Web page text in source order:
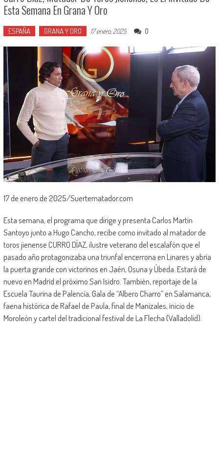
Esta Semana En Grana Y Oro
ESPAÑA GRANA Y ORO 17 enero, 2025 0
17 de enero de 2025/Suertematador.com
Esta semana, el programa que dirige y presenta Carlos Martín
Santoyo junto a Hugo Cancho, recibe como invitado al matador de
toros jienense CURRO DÍAZ, ilustre veterano del escalafón que el
pasado año protagonizaba una triunfal encerrona en Linares y abría
la puerta grande con victorinos en Jaén, Osuna y Úbeda. Estará de
nuevo en Madrid el próximo San Isidro. También, reportaje de la
Escuela Taurina de Palencia, Gala de “Albero Charro” en Salamanca,
faena histórica de Rafael de Paula, final de Manizales, inicio de
Moroleón y cartel del tradicional festival de La Flecha (Valladolid).